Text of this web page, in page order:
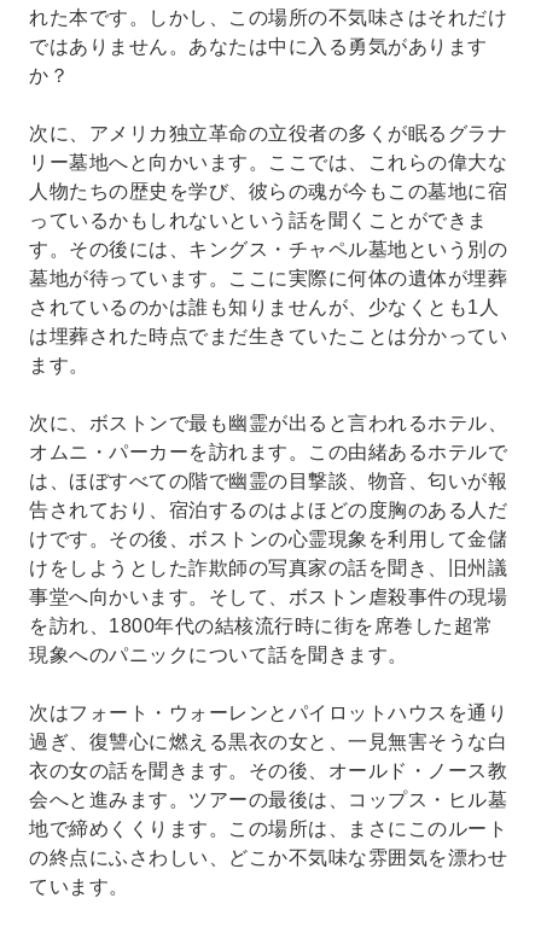
れた本です。しかし、この場所の不気味さはそれだけ
ではありません。あなたは中に入る勇気があります
か？
次に、アメリカ独立革命の立役者の多くが眠るグラナ
リー墓地へと向かいます。ここでは、これらの偉大な
人物たちの歴史を学び、彼らの魂が今もこの墓地に宿
っているかもしれないという話を聞くことができま
す。その後には、キングス・チャペル墓地という別の
墓地が待っています。ここに実際に何体の遺体が埋葬
されているのかは誰も知りませんが、少なくとも1人
は埋葬された時点でまだ生きていたことは分かってい
ます。
次に、ボストンで最も幽霊が出ると言われるホテル、
オムニ・パーカーを訪れます。この由緒あるホテルで
は、ほぼすべての階で幽霊の目撃談、物音、匂いが報
告されており、宿泊するのはよほどの度胸のある人だ
けです。その後、ボストンの心霊現象を利用して金儲
けをしようとした詐欺師の写真家の話を聞き、旧州議
事堂へ向かいます。そして、ボストン虐殺事件の現場
を訪れ、1800年代の結核流行時に街を席巻した超常
現象へのパニックについて話を聞きます。
次はフォート・ウォーレンとパイロットハウスを通り
過ぎ、復讐心に燃える黒衣の女と、一見無害そうな白
衣の女の話を聞きます。その後、オールド・ノース教
会へと進みます。ツアーの最後は、コップス・ヒル墓
地で締めくくります。この場所は、まさにこのルート
の終点にふさわしい、どこか不気味な雰囲気を漂わせ
ています。